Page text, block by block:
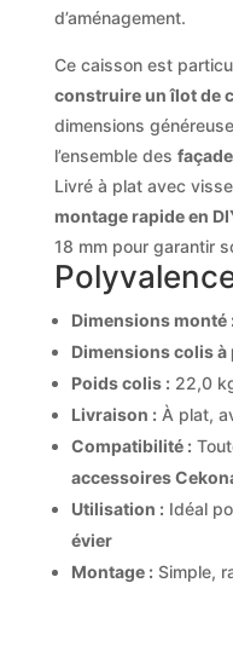
d’aménagement.
Ce caisson est
construire un îlot de
dimensions
l’ensemble des
Livré à plat avec
montage rapide en
18 mm pour garantir
Dimensions monté
Dimensions colis à
Poids colis :22,0
Livraison :À plat,
Compatibilité :
accessoires
Utilisation :Idéal
évier
Montage :Simple,